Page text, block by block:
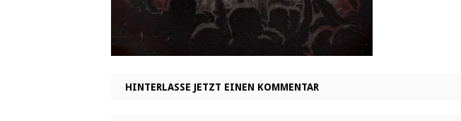
HINTERLASSE JETZT EINEN KOMMENTAR